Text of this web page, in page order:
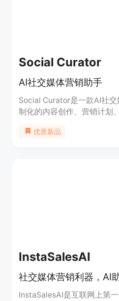
Social Curator
AI社交媒体营销助手
Social Curator是一款AI社
制化的内容创作、营销计划
以轻松创建适合您业务的内
优质新品
InstaSalesAI
社交媒体营销利器，AI
InstaSalesAI是互联网上第